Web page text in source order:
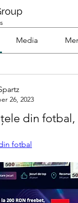
Media
26, 2023
din
fotbal